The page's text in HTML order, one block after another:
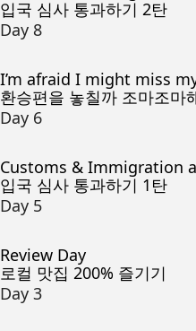
입국 심사 통과하기 2탄
Day 8
I’m afraid I might miss
환승편을 놓칠까 조마조마
Day 6
Customs & Immigration
입국 심사 통과하기 1탄
Day 5
Review Day
로컬 맛집 200% 즐기기
Day 3